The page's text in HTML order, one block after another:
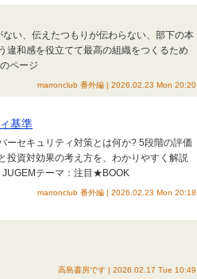
い、伝えたつもりが伝わらない、部下の本
和感を役立てて最高の組織をつくるため
ページ
marronclub 番外編 | 2026.02.23 Mon 20:20
基準
ーセキュリティ対策とは何か? 5段階の評価
投資対効果の考え方を、わかりやすく解説
テーマ：注目★BOOK
marronclub 番外編 | 2026.02.23 Mon 20:18
高島書房です | 2026.02.17 Tue 10:49